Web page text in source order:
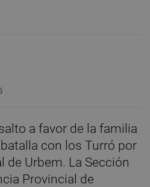
a favor de la familia
con los Turró por
de Urbem. La Sección
Provincial de